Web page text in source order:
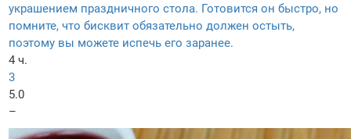
украшением праздничного стола. Готовится он быстро, но
помните, что бисквит обязательно должен остыть,
поэтому вы можете испечь его заранее.
4 ч.
3
5.0
–